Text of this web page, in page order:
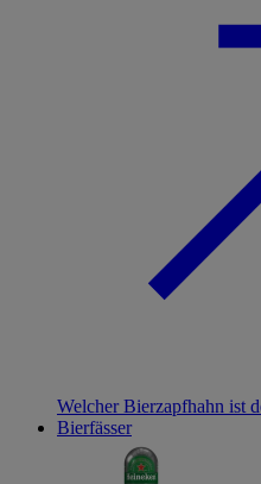
Welcher Bierzapfhahn ist
Bierfässer